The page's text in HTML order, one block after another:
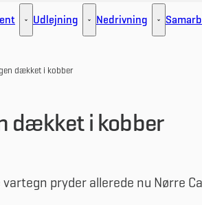
Facility Management - Flere links
Udlejning Udlejning - Flere links
Nedrivning Nedrivning
dækket i kobber
dækket i kobber
pryder allerede nu Nørre